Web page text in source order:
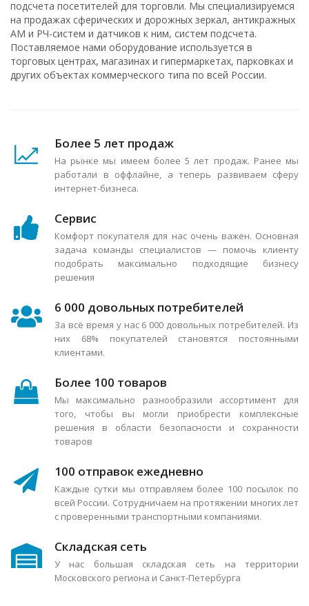
подсчета посетителей для торговли. Мы специализируемся
на продажах сферических и дорожных зеркал, антикражных
АМ и РЧ-систем и датчиков к ним, систем подсчета.
Поставляемое нами оборудование используется в
торговых центрах, магазинах и гипермаркетах, парковках и
других объектах коммерческого типа по всей России.
Более 5 лет продаж
На рынке мы имеем более 5 лет продаж. Ранее мы
работали в оффлайне, а теперь развиваем сферу
интернет-бизнеса.
Сервис
Комфорт покупателя для нас очень важен. Основная
задача команды специалистов — помочь клиенту
подобрать максимально подходящие бизнесу
решения
6 000 довольных потребителей
За всё время у нас 6 000 довольных потребителей. Из
них 68% покупателей становятся постоянными
клиентами.
Более 100 товаров
Мы максимально разнообразили ассортимент для
того, чтобы вы могли приобрести комплексные
решения в области безопасности и сохранности
товаров
100 отправок ежедневно
Каждые сутки мы отправляем более 100 посылок по
всей России. Сотрудничаем на протяжении многих лет
с проверенными транспортными компаниями.
Складская сеть
У нас большая складская сеть на территории
Московского региона и Санкт-Петербурга